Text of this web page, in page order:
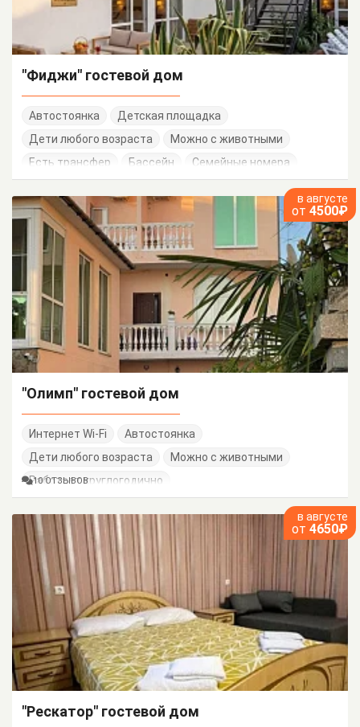
"Фиджи" гостевой дом
Автостоянка
Детская площадка
Дети любого возраста
Можно с животными
Есть трансфер
Бассейн Семейные номера
в августе
от 4500₽
"Олимп" гостевой дом
Интернет Wi-Fi
Автостоянка
Дети любого возраста
Можно с животными
Работает круглогодично
10 ОТЗЫВОВ
в августе
от 4650₽
"Рескатор" гостевой дом